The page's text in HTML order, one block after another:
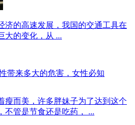
济的高速发展，我国的交通工具在
大的变化，从 ...
带来多大的危害，女性必知
瘦而美，许多胖妹子为了达到这个
不管是节食还是吃药， ...